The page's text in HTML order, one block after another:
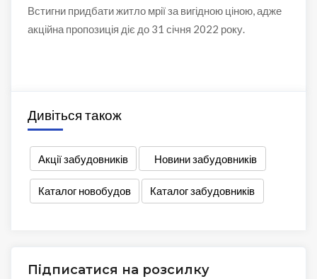
Встигни придбати житло мрії за вигідною ціною, адже
акційна пропозиція діє до 31 січня 2022 року.
Дивіться також
Акції забудовників Новини забудовників
Каталог новобудов Каталог забудовників
Підписатися на розсилку